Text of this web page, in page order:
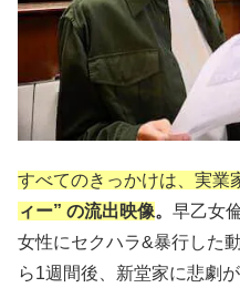
すべてのきっかけは、実業
ィー” の流出映像。 早乙女
女性にセクハラ&暴行した
ら1週間後、新堂家に悲劇が